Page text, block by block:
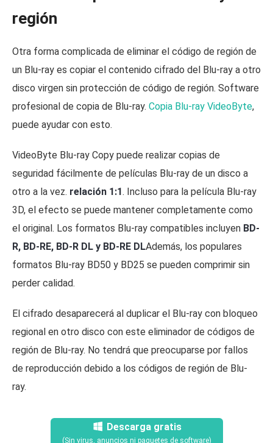
región
Otra forma complicada de eliminar el código de región de
un Blu-ray es copiar el contenido cifrado del Blu-ray a otro
disco virgen sin protección de código de región. Software
profesional de copia de Blu-ray. Copia Blu-ray VideoByte,
puede ayudar con esto.
VideoByte Blu-ray Copy puede realizar copias de
seguridad fácilmente de películas Blu-ray de un disco a
otro a la vez. relación 1:1. Incluso para la película Blu-ray
3D, el efecto se puede mantener completamente como
el original. Los formatos Blu-ray compatibles incluyen BD-
R, BD-RE, BD-R DL y BD-RE DLAdemás, los populares
formatos Blu-ray BD50 y BD25 se pueden comprimir sin
perder calidad.
El cifrado desaparecerá al duplicar el Blu-ray con bloqueo
regional en otro disco con este eliminador de códigos de
región de Blu-ray. No tendrá que preocuparse por fallos
de reproducción debido a los códigos de región de Blu-
ray.
Descarga gratis
(Sin virus, anuncios ni paquetes de software)